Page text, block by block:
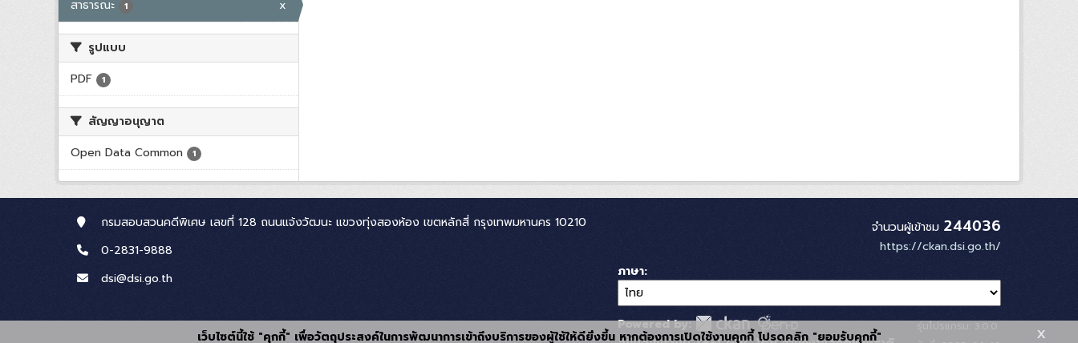
สาธารณะ
1 x
รูปแบบ
PDF
1
สัญญาอนุญาต
Open Data Common
1
กรมสอบสวนคดีพิเศษ เลขที่ 128 ถนนแจ้งวัฒนะ แขวงทุ่งสองห้อง เขตหลักสี่ กรุงเทพมหานคร 10210
0-2831-9888
dsi@dsi.go.th
จำนวนผู้เข้าชม 244036
https://ckan.dsi.go.th/
ภาษา
Powered by:
เว็บไซต์นี้ใช้ "คุกกี้" เพื่อวัตถุประสงค์ในการพัฒนาการเข้าถึงบริการของผู้ใช้ให้ดียิ่งขึ้น หากต้องการเปิดใช้งานคุกกี้ โปรดคลิก "ยอมรับคุกกี้" x